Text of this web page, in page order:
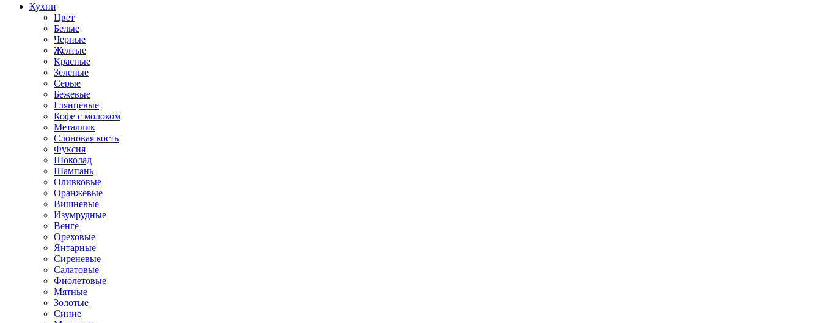
Кухни
Цвет
Белые
Черные
Желтые
Красные
Зеленые
Серые
Бежевые
Глянцевые
Кофе с молоком
Металлик
Слоновая кость
Фуксия
Шоколад
Шампань
Оливковые
Оранжевые
Вишневые
Изумрудные
Венге
Ореховые
Янтарные
Сиреневые
Салатовые
Фиолетовые
Мятные
Золотые
Синие